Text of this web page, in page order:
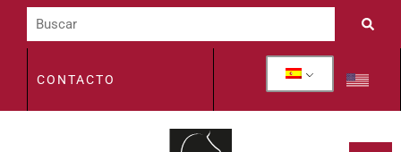
CONTACTO